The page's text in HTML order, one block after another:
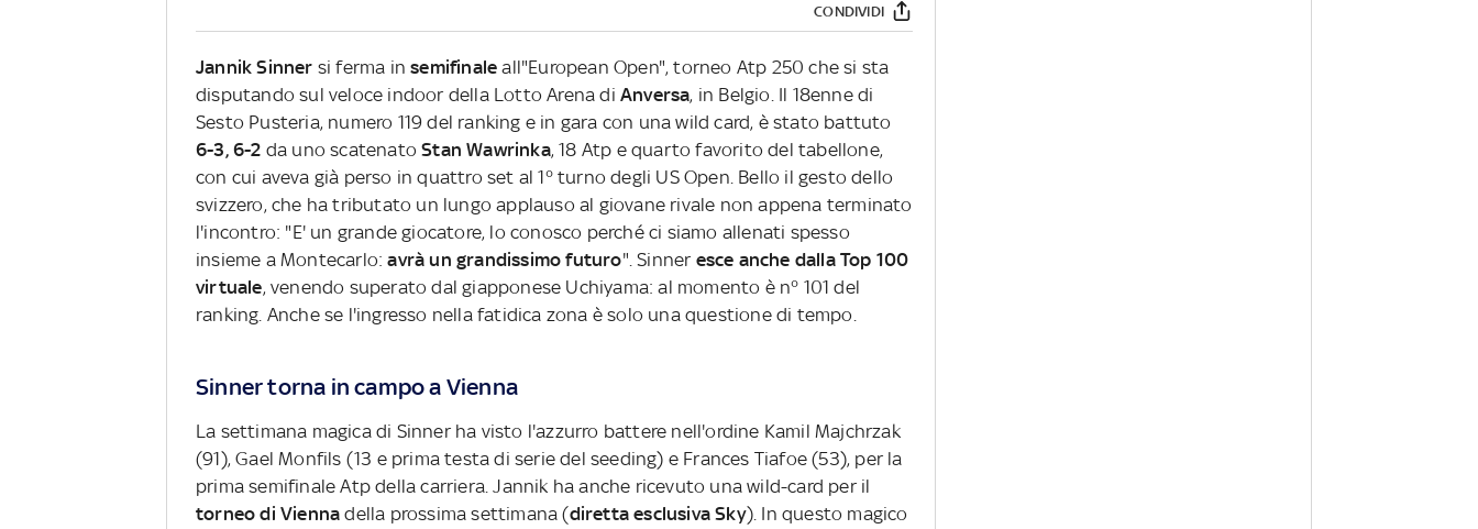
CONDIVIDI
Jannik Sinner si ferma insemifinaleall"European Open", torneo Atp 250 che si sta
disputando sul veloce indoor della Lotto Arena di Anversa, in Belgio. Il 18enne di
Sesto Pusteria, numero 119 del ranking e in gara con una wild card, è stato battuto
6-3, 6-2 da uno scatenato Stan Wawrinka, 18 Atp e quarto favorito del tabellone,
con cui aveva già perso in quattro set al 1° turno degli US Open. Bello il gesto dello
svizzero, che ha tributato un lungo applauso al giovane rivale non appena terminato
l'incontro: "E' un grande giocatore, lo conosco perché ci siamo allenati spesso
insieme a Montecarlo:avrà un grandissimo futuro". Sinner esce anche dalla Top 100
virtuale, venendo superato dal giapponese Uchiyama: al momento è n° 101 del
ranking. Anche se l'ingresso nella fatidica zona è solo una questione di tempo.
Sinner torna in campo a Vienna
La settimana magica di Sinner ha visto l'azzurro battere nell'ordine Kamil Majchrzak
(91), Gael Monfils (13 e prima testa di serie del seeding) e Frances Tiafoe (53), per la
prima semifinale Atp della carriera. Jannik ha anche ricevuto una wild-card per il
torneo di Vienna della prossima settimana (diretta esclusiva Sky). In questo magico